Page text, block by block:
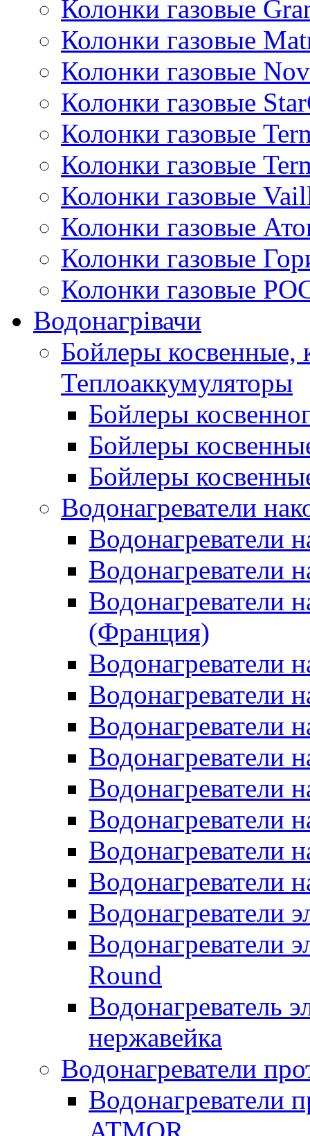
Колонки газовые
Колонки газовые
Колонки газовые
Колонки газовые
Колонки газовые
Колонки газовые
Колонки газовые
Колонки газовые
Колонки газовые
Колонки газовые
Водонагрівачи
Бойлеры косвенные,
Теплоаккумуляторы
Бойлеры
Бойлеры
Бойлеры
Водонагреватели
Водонагреватели
Водонагреватели
Водонагреватели
(Франция)
Водонагреватели
Водонагреватели
Водонагреватели
Водонагреватели
Водонагреватели
Водонагреватели
Водонагреватели
Водонагреватели
Водонагреватели
Водонагреватели
Round
Водонагреватель
нержавейка
Водонагреватели
Водонагреватели